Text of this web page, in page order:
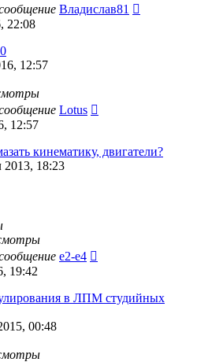
Владислав81
22:08
12:57
Lotus
12:57
кинематику, двигатели?
18:23
e2-e4
19:42
в ЛПМ студийных
00:48